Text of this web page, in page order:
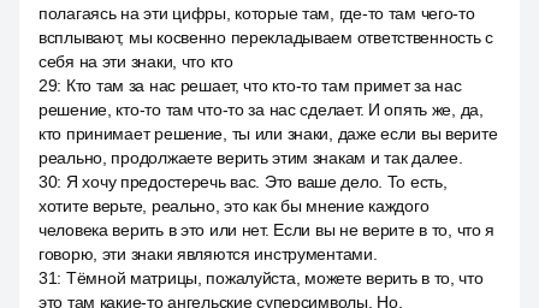
полагаясь на эти цифры, которые там, где-то там чего-то
всплывают, мы косвенно перекладываем ответственность с
себя на эти знаки, что кто
29: Кто там за нас решает, что кто-то там примет за нас
решение, кто-то там что-то за нас сделает. И опять же, да,
кто принимает решение, ты или знаки, даже если вы верите
реально, продолжаете верить этим знакам и так далее.
30: Я хочу предостеречь вас. Это ваше дело. То есть,
хотите верьте, реально, это как бы мнение каждого
человека верить в это или нет. Если вы не верите в то, что я
говорю, эти знаки являются инструментами.
31: Тёмной матрицы, пожалуйста, можете верить в то, что
это там какие-то ангельские суперсимволы. Но,